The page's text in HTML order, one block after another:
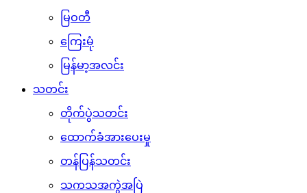
မြဝတီ
ကြေးမုံ
မြန်မာ့အလင်း
သတင်း
တိုက်ပွဲသတင်း
ထောက်ခံအားပေးမှု
တန်ပြန်သတင်း
သကသအကွဲအပြဲ